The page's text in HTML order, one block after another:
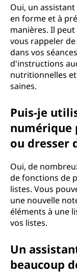
Oui, un
en forme et à
manières. Il
vous rappeler
dans vos
d'instructions
nutritionnelles
saines.
Puis-je
numérique
ou dresser
Oui, de
de fonctions de
listes. Vous
une nouvelle
éléments à une
vos listes.
Un
beaucoup